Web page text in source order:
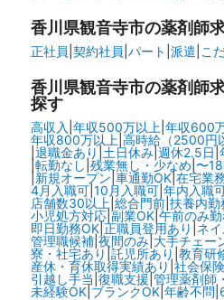
香川県観音寺市の薬剤師
正社員 契約社員 パート 派遣 こ
香川県観音寺市の薬剤師
探す
高収入 年収500万以上 年収600
年収800万以上 高時給（2500円
退職金あり 土日休み| 週休2.5日
|転勤なし 残業無し・少なめ 〜
|新規オープン 車通勤OK|在宅業
4月入職可| 10月入職可| 年内入職
店舗数30以上 総合門前| 扶養内勤
小児処方対応| 副業OK| 午前のみ
即日勤務OK| 正職員登用あり ネ
管理職候補| 夜間のみ| 大手チェー
寮・社宅あり 託児所あり 教育研
産休・育休取得実績あり 社会保
引越し手当 復職支援 |管理薬剤師
未経験OK| ブランクOK| 年齢不問